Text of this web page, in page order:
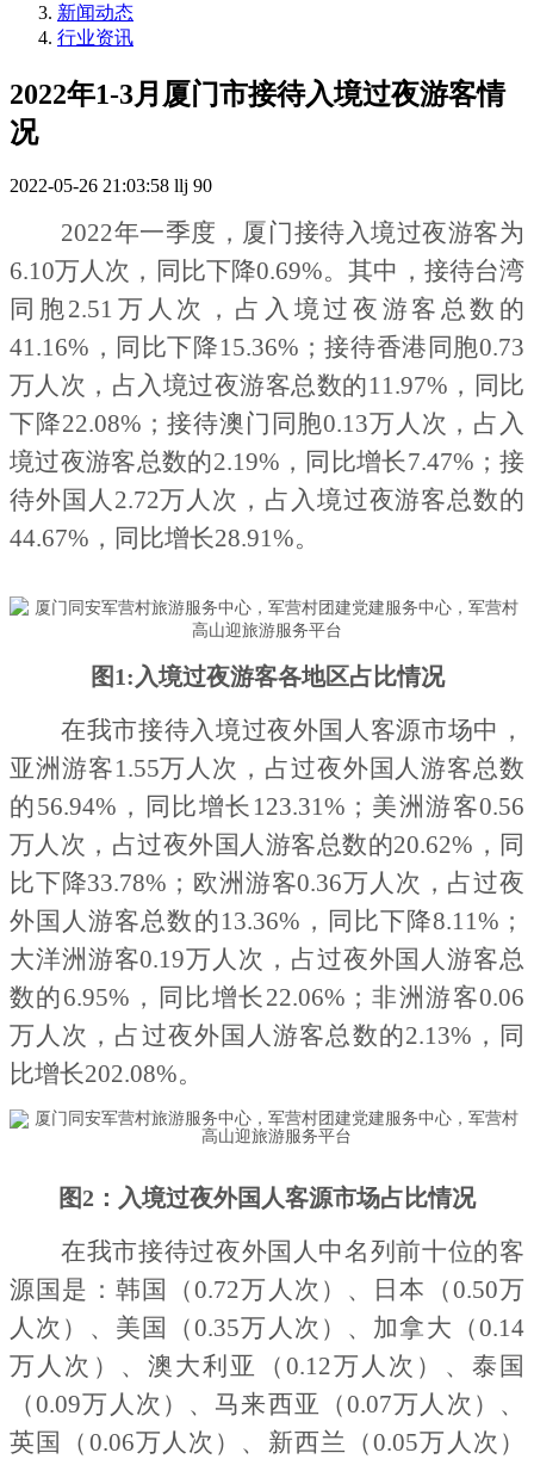
新闻动态
行业资讯
2022年1-3月厦门市接待入境过夜游客情
况
2022-05-26 21:03:58 llj 90
2022年一季度，厦门接待入境过夜游客为
6.10万人次，同比下降0.69%。其中，接待台湾
同胞2.51 万人次，占入境过夜游客总数的
41.16%，同比下降15.36%；接待香港同胞0.73
万人次，占入境过夜游客总数的11.97%，同比
下降22.08%；接待澳门同胞0.13万人次，占入
境过夜游客总数的2.19%，同比增长7.47%；接
待外国人 2.72万人次，占入境过夜游客总数的
44.67%，同比增长28.91%。
图1:入境过夜游客各地区占比情况
在我市接待入境过夜外国人客源市场中，
亚洲游客1.55万人次，占过夜外国人游客总数
的56.94%，同比增长 123.31%；美洲游客0.56
万人次，占过夜外国人游客总数的20.62%，同
比下降33.78%；欧洲游客0.36万人次，占过夜
外国人游客总数的13.36%，同比下降8.11%；
大洋洲游客0.19万人次，占过夜外国人游客总
数的6.95%，同比增长 22.06%；非洲游客0.06
万人次，占过夜外国人游客总数的2.13%，同
比增长202.08%。
图2：入境过夜外国人客源市场占比情况
在我市接待过夜外国人中名列前十位的客
源国是：韩国（0.72万人次）、日本（0.50万
人次）、美国（0.35万人次）、加拿大（0.14
万人次）、澳大利亚（ 0.12万人次）、泰国
（0.09万人次）、马来西亚（0.07万人次）、
英国（ 0.06万人次）、新西兰（0.05万人次）